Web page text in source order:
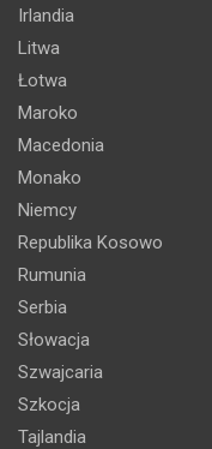
Irlandia
Litwa
Łotwa
Maroko
Macedonia
Monako
Niemcy
Republika Kosowo
Rumunia
Serbia
Słowacja
Szwajcaria
Szkocja
Tajlandia